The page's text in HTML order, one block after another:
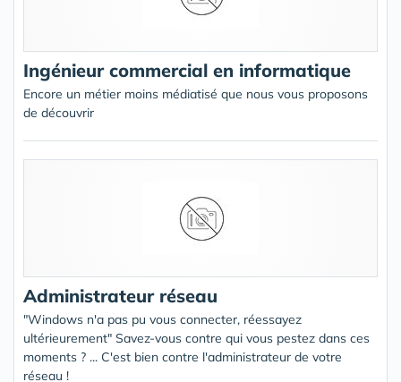
Ingénieur commercial en informatique
Encore un métier moins médiatisé que nous vous proposons
de découvrir
Administrateur réseau
"Windows n'a pas pu vous connecter, réessayez
ultérieurement" Savez-vous contre qui vous pestez dans ces
moments ? ... C'est bien contre l'administrateur de votre
réseau !